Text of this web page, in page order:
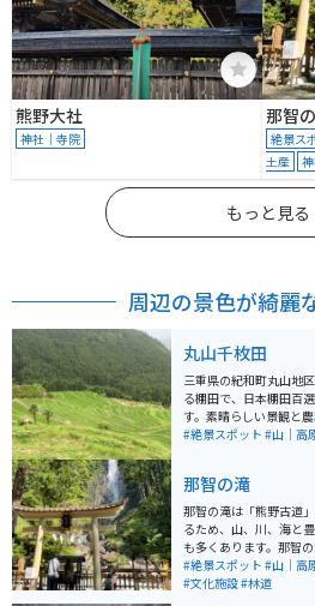
熊野大社
神社｜寺院
那智
絶景ス
土産
もっと見る
周辺の景色が綺麗
丸山千枚田
三重県の紀和町丸山地
る棚田で、日本棚田百
す。素晴らしい景観と
なく海外の人も感動で
四季を通じて美しさが
す。春は水が張られ、
れて綺麗で夜には蛍も
色に輝き、冬は比較的
あり、おすすめです。
#絶景スポット #山｜高
那智の滝
那智の滝は「熊野古道
るため、山、川、海と
も多くあります。那智
段の滝としては落差日
道42号線は和歌山の海
#絶景スポット #山｜高
#文化施設#林道